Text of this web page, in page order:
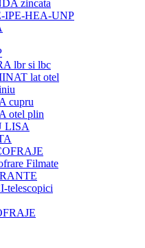
zincata
IPE-HEA-UNP
lbr si lbc
lat otel
cupru
otel plin
LISA
Filmate
telescopici